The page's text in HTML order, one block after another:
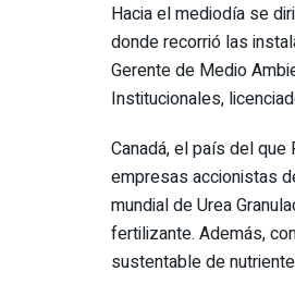
Hacia el mediodía se
donde recorrió las
Gerente de Medio
Institucionales,
Canadá, el país del
empresas accionistas
mundial de Urea
fertilizante. Además,
sustentable de